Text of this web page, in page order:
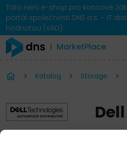
Toto není e-shop pro koncové
portál společnosti DNS a.s. – IT
hodnotou (VAD).
MarketPlace
Katalog Storage